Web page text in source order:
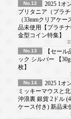
No.12
2025 1オ
ブリタニア（プラチ
（33mmクリアケー
品未使用【プラチ
金型コイン特集】
No.13
【セール
ック シルバー 【
枚】
No.14
2025 1オ
ミッキーマウスと
沖浪裏 銀貨 2ドル
ケース付き) 新品未